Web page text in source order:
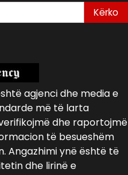
agjenci dhe media e
më të larta
dhe raportojmë
të besueshëm
Angazhimi ynë është të
dhe lirinë e